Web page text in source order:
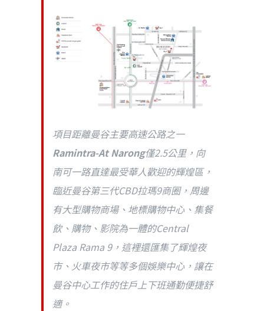
項目距離曼谷主要高速公路之一
Ramintra-At Narong僅2.5公里，向
南可一路直達最受華人歡迎的輝煌區，
臨近曼谷第三代CBD拉瑪9商圈，周邊
有大型購物商場、地標購物中心、集餐
飲、購物、影院為一體的Central
Plaza Rama 9，這裡還匯集了輝煌夜
市、火車夜市等等多個娛樂中心，讓在
曼谷中心工作的住戶上下班通勤便捷舒
適。